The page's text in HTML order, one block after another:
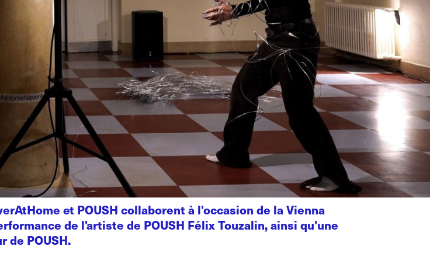
et POUSH collaborent à l'occasion de la Vienna
de l'artiste de POUSH Félix Touzalin, ainsi qu'une
de POUSH.